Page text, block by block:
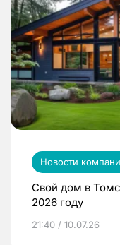
Новости
Свой дом в
2026 году
21:40 / 10.07.26